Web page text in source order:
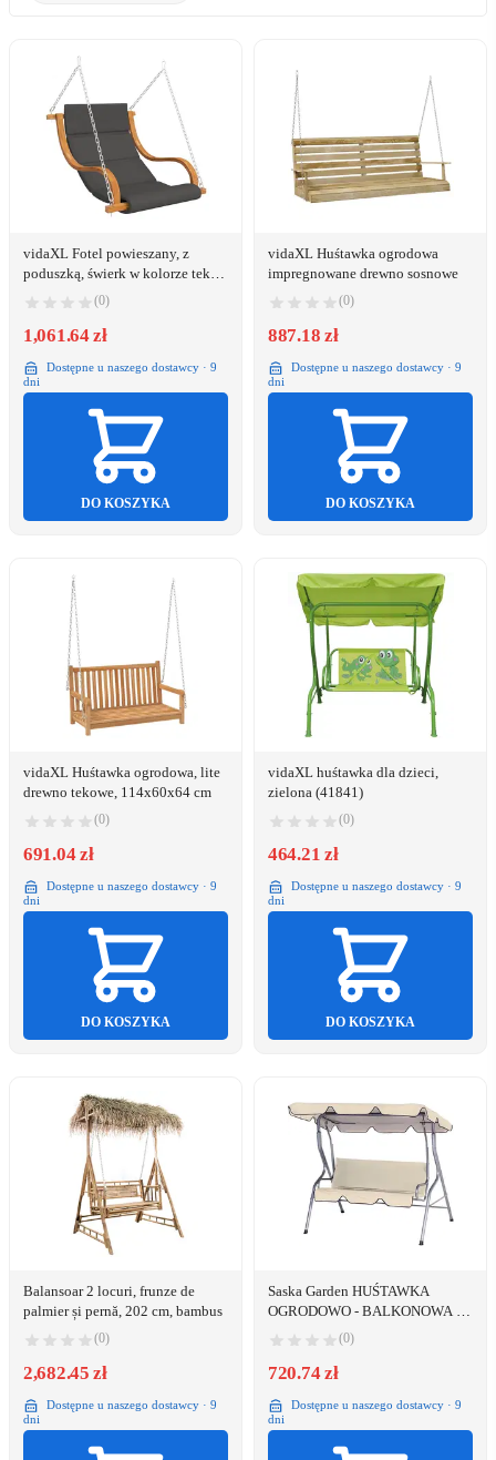
vidaXL Fotel powieszany, z
poduszką, świerk w kolorze teku
(0)
1,061.64 zł
Dostępne u naszego dostawcy · 9
dni
DO KOSZYKA
vidaXL Huśtawka ogrodowa
impregnowane drewno sosnowe
(0)
887.18 zł
Dostępne u naszego dostawcy · 9
dni
DO KOSZYKA
vidaXL Huśtawka ogrodowa, lite
drewno tekowe, 114x60x64 cm
(0)
691.04 zł
Dostępne u naszego dostawcy · 9
dni
DO KOSZYKA
vidaXL huśtawka dla dzieci,
zielona (41841)
(0)
464.21 zł
Dostępne u naszego dostawcy · 9
dni
DO KOSZYKA
Balansoar 2 locuri, frunze de
palmier și pernă, 202 cm, bambus
(0)
2,682.45 zł
Dostępne u naszego dostawcy · 9
dni
Saska Garden HUŚTAWKA
OGRODOWO - BALKONOWA 3-
OSOBOWA PIASKOWA/
ANTRACYT
(0)
720.74 zł
Dostępne u naszego dostawcy · 9
dni